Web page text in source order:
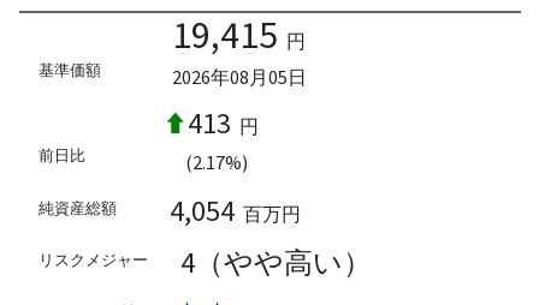
基準価額
19,415 円
2026年08月05日
前日比
413 円
(2.17%)
純資産総額 4,054 百万円
リスクメジャー 4（やや高い）